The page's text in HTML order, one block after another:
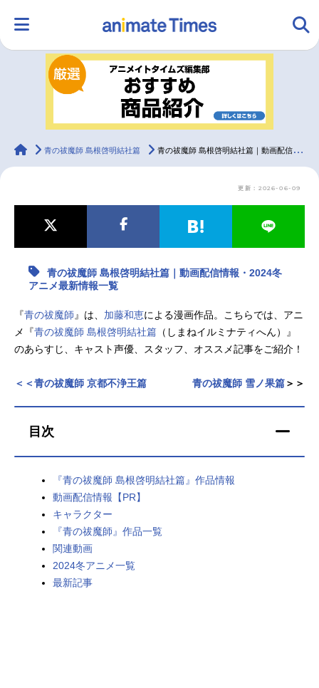
ランキング アニメ
ラジオ
最新記事一覧
アニメ記事一覧 声優記事一覧
アニメ映画一覧 実写化映画一覧
春アニメ 夏アニメ
秋アニメ
FOLLOW US
animateTimes
青の祓魔師 島根啓明結社篇 青の祓魔師 島根啓明結社篇｜動画配信情報・2024冬アニメ最新情報一覧
更新：2026-06-09
青の祓魔師 島根啓明結社篇｜動画配信情報・2024冬
アニメ最新情報一覧
『青の祓魔師 』は、 加藤和恵による漫画作品。こちらでは、アニ
メ『青の祓魔師 島根啓明結社篇 （しまねイルミナティへん）』
のあらすじ、キャスト声優、スタッフ、オススメ記事をご紹介！
青の祓魔師 雪ノ果篇＞＞
＜＜青の祓魔師 京都不浄王篇
目次
『青の祓魔師 島根啓明結社篇』作品情報
動画配信情報【PR】
キャラクター
『青の祓魔師』作品一覧
関連動画
2024冬アニメ一覧
最新記事